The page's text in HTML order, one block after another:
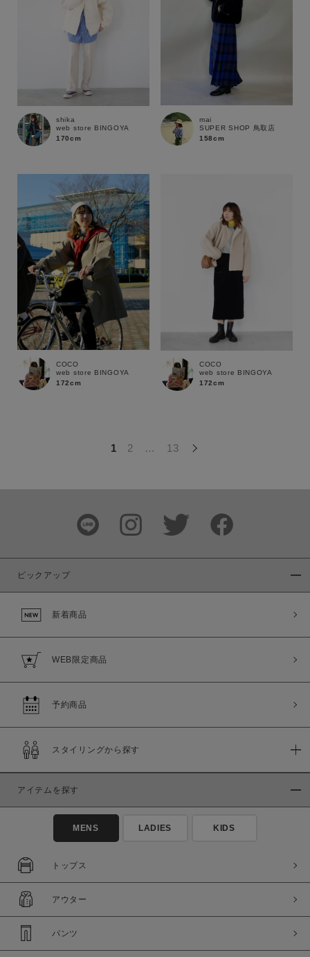
この条件で絞り込む
shika
web store BINGOYA
170cm
mai
SUPER SHOP 鳥取店
158cm
COCO
web store BINGOYA
172cm
COCO
web store BINGOYA
172cm
1 2 … 13
ピックアップ
新着商品
WEB限定商品
予約商品
スタイリングから探す
アイテムを探す
MENS LADIES KIDS
トップス
アウター
パンツ